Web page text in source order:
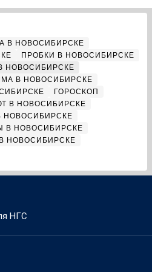
В НОВОСИБИРСКЕ
ПРОБКИ В НОВОСИБИРСКЕ
НОВОСИБИРСКЕ
В НОВОСИБИРСКЕ
ГОРОСКОП
В НОВОСИБИРСКЕ
НОВОСИБИРСКЕ
В НОВОСИБИРСКЕ
НОВОСИБИРСКЕ
НГС